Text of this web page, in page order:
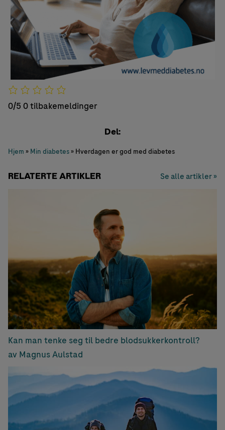
0/5 0 tilbakemeldinger
Del:
Hjem » Min diabetes» Hverdagen er god med diabetes
RELATERTE ARTIKLER Se alle artikler »
Kan man tenke seg til bedre blodsukkerkontroll?
av Magnus Aulstad